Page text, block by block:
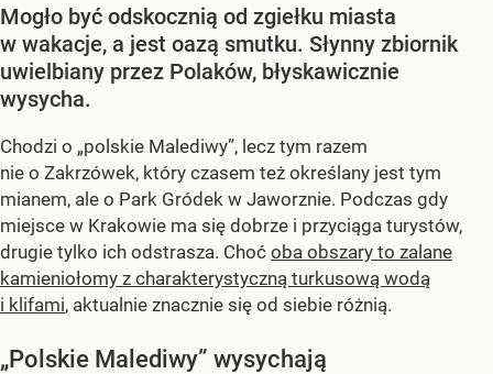
Mogło być odskocznią od zgiełku miasta
w wakacje, a jest oazą smutku. Słynny zbiornik
uwielbiany przez Polaków, błyskawicznie
wysycha.
Chodzi o „polskie Malediwy”, lecz tym razem
nie o Zakrzówek, który czasem też określany jest tym
mianem, ale o Park Gródek w Jaworznie. Podczas gdy
miejsce w Krakowie ma się dobrze i przyciąga turystów,
drugie tylko ich odstrasza. Choć oba obszary to zalane
kamieniołomy z charakterystyczną turkusową wodą
i klifami, aktualnie znacznie się od siebie różnią.
„Polskie Malediwy” wysychają